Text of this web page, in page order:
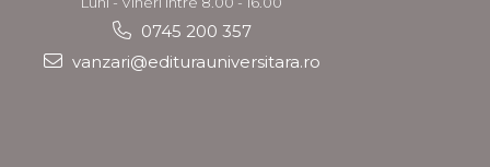
0745 200 357
vanzari@editurauniversitara.ro